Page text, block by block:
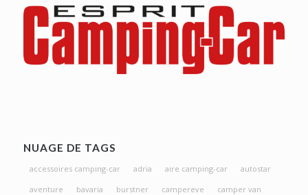
NUAGE DE TAGS
accessoires camping-car adria aire camping-car
autostar
aventure
bavaria burstner campereve
camper van